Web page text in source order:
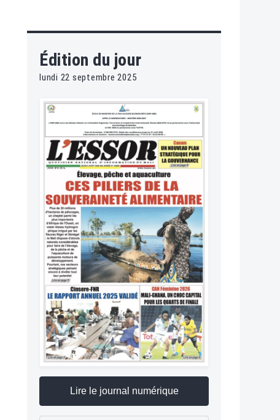
Édition du jour
lundi 22 septembre 2025
Lire le journal numérique